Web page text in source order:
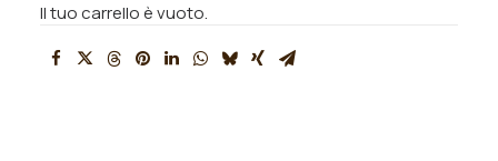
Il tuo carrello è vuoto.